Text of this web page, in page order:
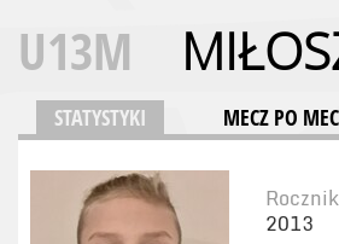
U13M
STATYSTYKI MECZ PO
2013